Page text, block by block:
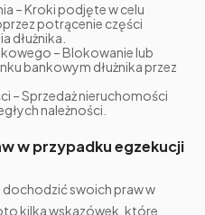
– Kroki podjęte w celu
potrącenie części
dłużnika.
– Blokowanie lub
bankowym dłużnika przez
– Sprzedaż nieruchomości
należności.
w przypadku egzekucji
dochodzić swoich praw w
kilka wskazówek, które